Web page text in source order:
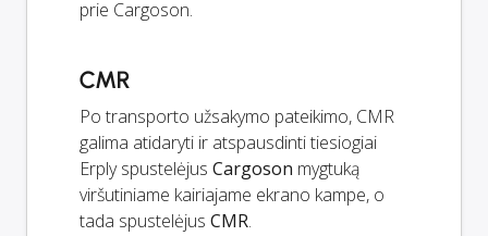
prie Cargoson.
CMR
Po transporto užsakymo pateikimo, CMR
galima atidaryti ir atspausdinti tiesiogiai
Erply spustelėjus Cargoson mygtuką
viršutiniame kairiajame ekrano kampe, o
tada spustelėjus CMR.